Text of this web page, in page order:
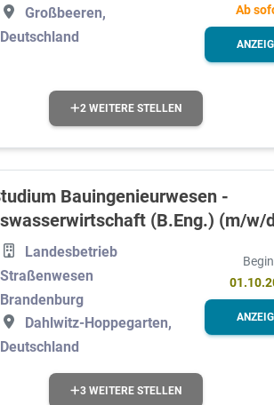
Großbeeren,
Deutschland
Ab
2 WEITERE STELLEN
Bauingenieurwesen -
(B.Eng.) (m/w/
Landesbetrieb
Straßenwesen
Brandenburg
Dahlwitz-Hoppegarten,
Deutschland
3 WEITERE STELLEN